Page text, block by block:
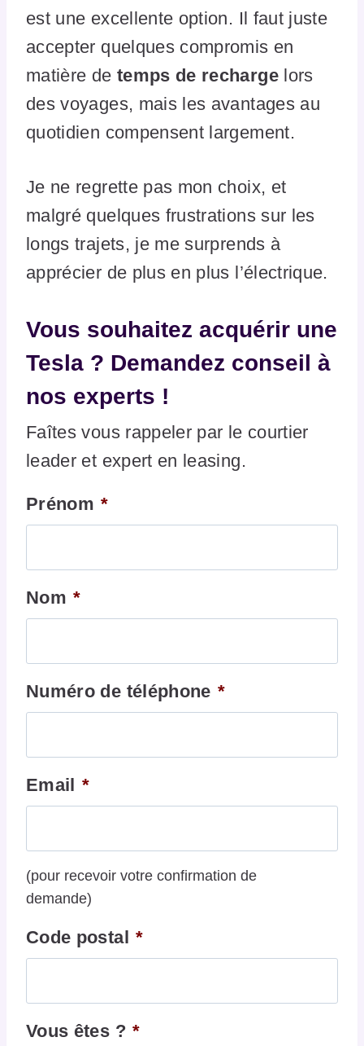
est une excellente option. Il faut juste
accepter quelques compromis en
matière de temps de rechargelors
des voyages, mais les avantages au
quotidien compensent largement.
Je ne regrette pas mon choix, et
malgré quelques frustrations sur les
longs trajets, je me surprends à
apprécier de plus en plus l’électrique.
Vous souhaitez acquérir une
Tesla ? Demandez conseil à
nos experts !
Faîtes vous rappeler par le courtier
leader et expert en leasing.
Prénom *
Nom *
Numéro de téléphone *
Email *
(pour recevoir votre confirmation de
demande)
Code postal *
Vous êtes ? *